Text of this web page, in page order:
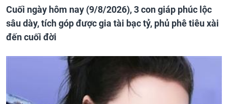
Cuối ngày hôm nay (9/8/2026), 3 con giáp phúc lộc
sâu dày, tích góp được gia tài bạc tỷ, phủ phê tiêu xài
đến cuối đời